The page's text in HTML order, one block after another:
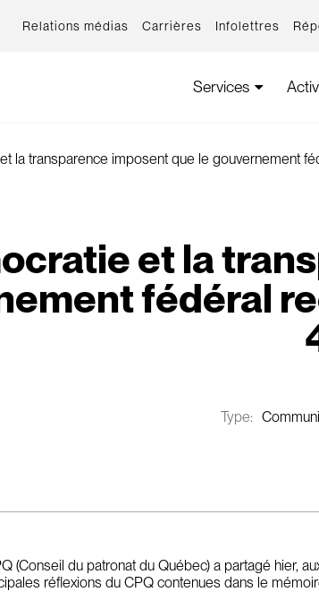
Relations médias Carrières Infolettres
Services
la transparence imposent que le gouvernement
et la
fédéral
Type:
(Conseil du patronat du Québec) a partagé hier,
réflexions du CPQ contenues dans le